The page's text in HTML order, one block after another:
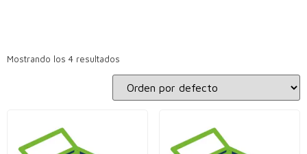
Mostrando los 4 resultados